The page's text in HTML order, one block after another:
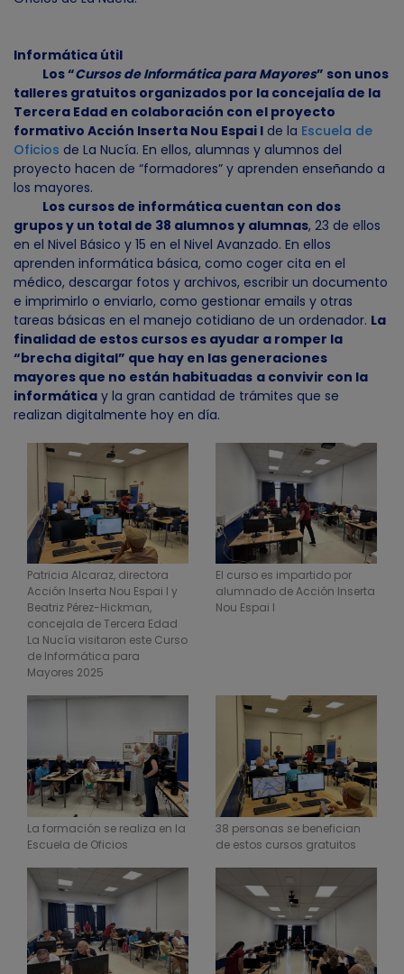
Informática útil
Los “Cursos de Informática para Mayores” son unos
talleres gratuitos organizados por la concejalía de la
Tercera Edad en colaboración con el proyecto
formativo Acción Inserta Nou Espai I de la Escuela de
Oficios de La Nucía. En ellos, alumnas y alumnos del
proyecto hacen de “formadores” y aprenden enseñando a
los mayores.
Los cursos de informática cuentan con dos
grupos y un total de 38 alumnos y alumnas, 23 de ellos
en el Nivel Básico y 15 en el Nivel Avanzado. En ellos
aprenden informática básica, como coger cita en el
médico, descargar fotos y archivos, escribir un documento
e imprimirlo o enviarlo, como gestionar emails y otras
tareas básicas en el manejo cotidiano de un ordenador. La
finalidad de estos cursos es ayudar a romper la
“brecha digital” que hay en las generaciones
mayores que no están habituadas a convivir con la
informática y la gran cantidad de trámites que se
realizan digitalmente hoy en día.
Patricia Alcaraz, directora
Acción Inserta Nou Espai I y
Beatriz Pérez-Hickman,
concejala de Tercera Edad
La Nucía visitaron este Curso
de Informática para
Mayores 2025
El curso es impartido por
alumnado de Acción Inserta
Nou Espai I
La formación se realiza en la
Escuela de Oficios
38 personas se benefician
de estos cursos gratuitos